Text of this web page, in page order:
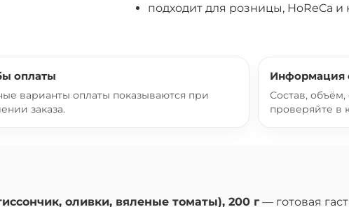
подходит для розницы, HoReCa
оплаты
варианты оплаты показываются при
заказа.
Информация
Состав,
проверяйте в
оливки, вяленые томаты), 200 г — готовая